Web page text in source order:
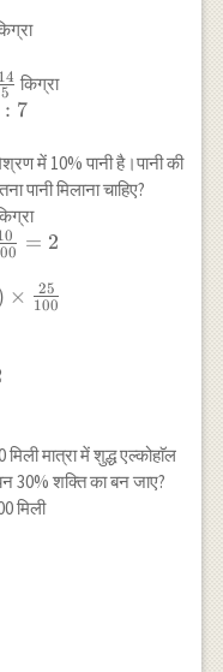
5
14 किग्रा
: 7
में 10% पानी है।पानी की
पानी मिलाना चाहिए?
= 2
× 100
25
मात्रा में शुद्ध एल्कोहाॅल
30% शक्ति का बन जाए?
मिली